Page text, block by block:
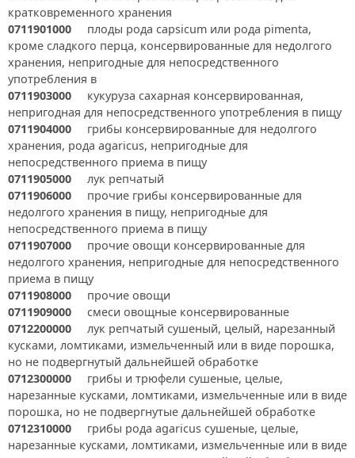
кратковременного хранения
0711901000 плоды рода capsicum или рода pimenta,
кроме сладкого перца, консервированные для недолгого
хранения, непригодные для непосредственного
употребления в
0711903000 кукуруза сахарная консервированная,
непригодная для непосредственного употребления в пищу
0711904000 грибы консервированные для недолгого
хранения, рода agaricus, непригодные для
непосредственного приема в пищу
0711905000 лук репчатый
0711906000 прочие грибы консервированные для
недолгого хранения в пищу, непригодные для
непосредственного приема в пищу
0711907000 прочие овощи консервированные для
недолгого хранения, непригодные для непосредственного
приема в пищу
0711908000 прочие овощи
0711909000 смеси овощные консервированные
0712200000 лук репчатый сушеный, целый, нарезанный
кусками, ломтиками, измельченный или в виде порошка,
но не подвергнутый дальнейшей обработке
0712300000 грибы и трюфели сушеные, целые,
нарезанные кусками, ломтиками, измельченные или в виде
порошка, но не подвергнутые дальнейшей обработке
0712310000 грибы рода agaricus сушеные, целые,
нарезанные кусками, ломтиками, измельченные или в виде